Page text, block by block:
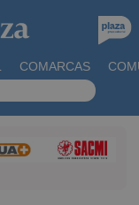
COMARCAS